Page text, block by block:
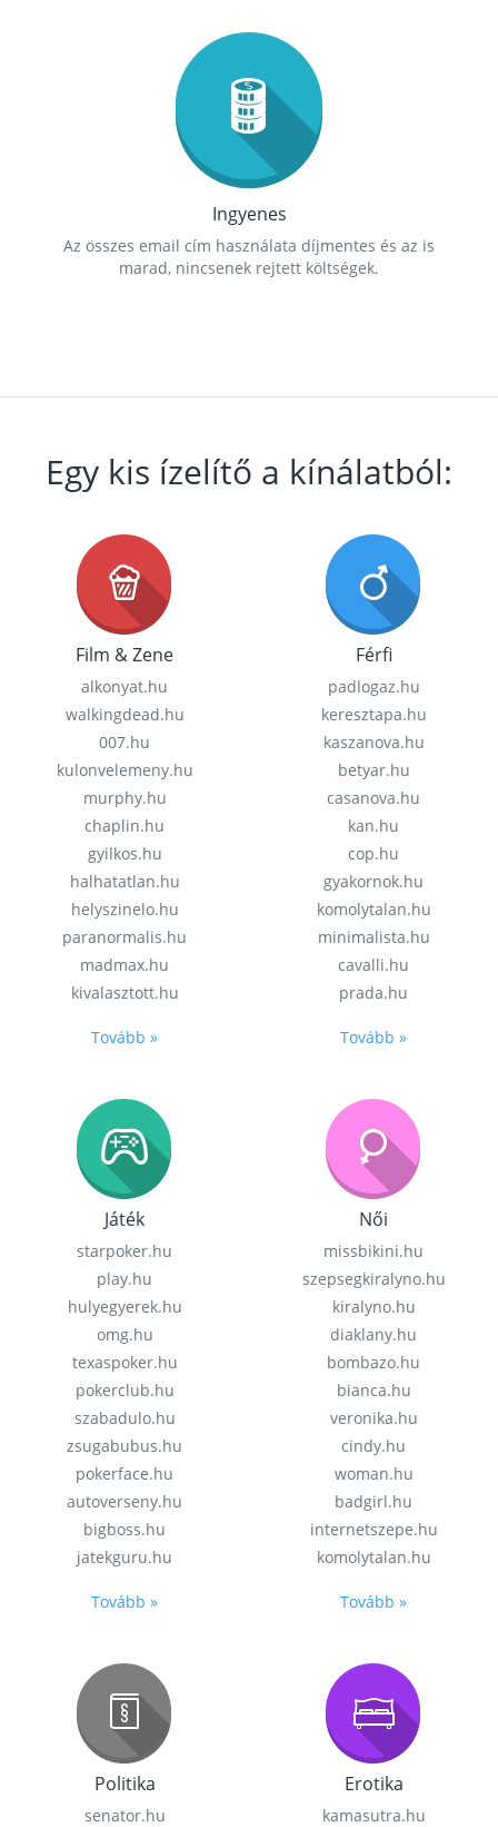
Ingyenes
Az összes email cím használata díjmentes és az is
marad, nincsenek rejtett költségek.
Egy kis ízelítő a kínálatból:
Film & Zene
alkonyat.hu
walkingdead.hu
007.hu
kulonvelemeny.hu
murphy.hu
chaplin.hu
gyilkos.hu
halhatatlan.hu
helyszinelo.hu
paranormalis.hu
madmax.hu
kivalasztott.hu
Tovább »
Férfi
padlogaz.hu
keresztapa.hu
kaszanova.hu
betyar.hu
casanova.hu
kan.hu
cop.hu
gyakornok.hu
komolytalan.hu
minimalista.hu
cavalli.hu
prada.hu
Tovább »
Játék
starpoker.hu
play.hu
hulyegyerek.hu
omg.hu
texaspoker.hu
pokerclub.hu
szabadulo.hu
zsugabubus.hu
pokerface.hu
autoverseny.hu
bigboss.hu
jatekguru.hu
Tovább »
Női
missbikini.hu
szepsegkiralyno.hu
kiralyno.hu
diaklany.hu
bombazo.hu
bianca.hu
veronika.hu
cindy.hu
woman.hu
badgirl.hu
internetszepe.hu
komolytalan.hu
Tovább »
Politika
senator.hu
Erotika
kamasutra.hu